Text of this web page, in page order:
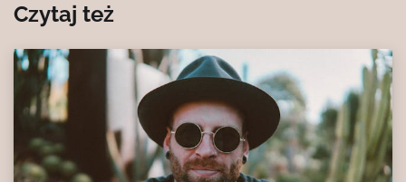
Czytaj też